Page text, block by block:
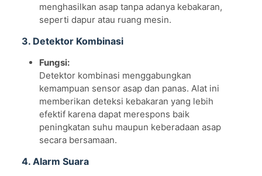
menghasilkan asap tanpa adanya kebakaran,
seperti dapur atau ruang mesin.
3. Detektor Kombinasi
Fungsi:
Detektor kombinasi menggabungkan
kemampuan sensor asap dan panas. Alat ini
memberikan deteksi kebakaran yang lebih
efektif karena dapat merespons baik
peningkatan suhu maupun keberadaan asap
secara bersamaan.
4. Alarm Suara